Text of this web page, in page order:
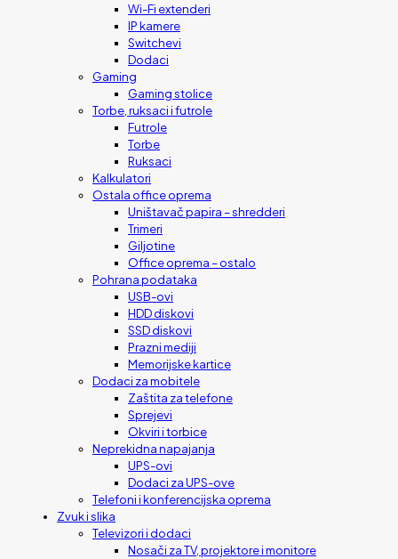
Wi-Fi extenderi
IP kamere
Switchevi
Dodaci
Gaming
Gaming stolice
Torbe, ruksaci i futrole
Futrole
Torbe
Ruksaci
Kalkulatori
Ostala office oprema
Uništavač papira – shredderi
Trimeri
Giljotine
Office oprema – ostalo
Pohrana podataka
USB-ovi
HDD diskovi
SSD diskovi
Prazni mediji
Memorijske kartice
Dodaci za mobitele
Zaštita za telefone
Sprejevi
Okviri i torbice
Neprekidna napajanja
UPS-ovi
Dodaci za UPS-ove
Telefoni i konferencijska oprema
Zvuk i slika
Televizori i dodaci
Nosači za TV, projektore i monitore